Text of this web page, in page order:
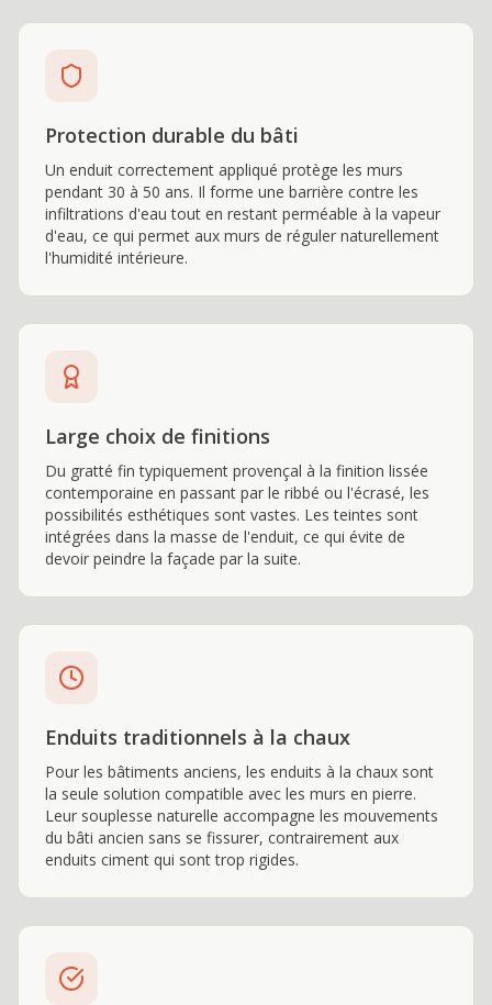
Protection durable du bâti
Un enduit correctement appliqué protège les murs
pendant 30 à 50 ans. Il forme une barrière contre les
infiltrations d'eau tout en restant perméable à la vapeur
d'eau, ce qui permet aux murs de réguler naturellement
l'humidité intérieure.
Large choix de finitions
Du gratté fin typiquement provençal à la finition lissée
contemporaine en passant par le ribbé ou l'écrasé, les
possibilités esthétiques sont vastes. Les teintes sont
intégrées dans la masse de l'enduit, ce qui évite de
devoir peindre la façade par la suite.
Enduits traditionnels à la chaux
Pour les bâtiments anciens, les enduits à la chaux sont
la seule solution compatible avec les murs en pierre.
Leur souplesse naturelle accompagne les mouvements
du bâti ancien sans se fissurer, contrairement aux
enduits ciment qui sont trop rigides.